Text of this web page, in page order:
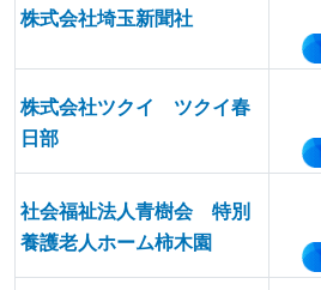
株式会社埼玉新聞社
株式会社ツクイ ツクイ春
日部
社会福祉法人青樹会 特別
養護老人ホーム柿木園